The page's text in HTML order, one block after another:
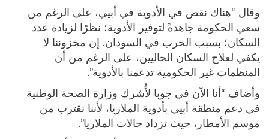
وقال “هناك نقص في الأدوية في أبيي، على الرغم من
سعي الحكومة جاهدةً لتوفير الأدوية؛ نظرًا لزيادة عدد
السكان؛ بسبب الحرب في السودان. إن مخزوننا لا
يكفي لعلاج السكان الحاليين، على الرغم من أن
المنظمات غير الحكومية تدعمنا بالأدوية”.
وأضاف “أنا الآن في جوبا لأُشرك وزارة الصحة الوطنية
في دعم منطقة أبيي بأدوية الملاريا، لأننا نقترب من
موسم الأمطار، حيث تزداد حالات الملاريا”.